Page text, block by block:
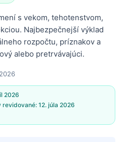
s vekom, tehotenstvom,
Najbezpečnejší výklad
rozpočtu, príznakov a
alebo pretrvávajúci.
2026
revidované: 12. júla 2026